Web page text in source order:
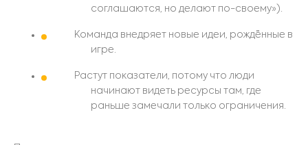
соглашаются, но делают по-своему»).
Команда внедряет новые идеи, рождённые в
игре.
Растут показатели, потому что люди
начинают видеть ресурсы там, где
раньше замечали только ограничения.